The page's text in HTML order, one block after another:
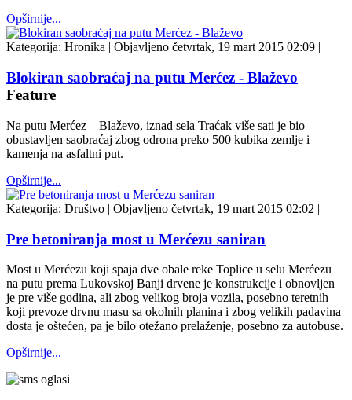
Opširnije...
Kategorija: Hronika | Objavljeno četvrtak, 19 mart 2015 02:09 |
Blokiran saobraćaj na putu Merćez - Blaževo
Feature
Na putu Merćez – Blaževo, iznad sela Traćak više sati je bio
obustavljen saobraćaj zbog odrona preko 500 kubika zemlje i
kamenja na asfaltni put.
Opširnije...
Kategorija: Društvo | Objavljeno četvrtak, 19 mart 2015 02:02 |
Pre betoniranja most u Merćezu saniran
Most u Merćezu koji spaja dve obale reke Toplice u selu Merćezu
na putu prema Lukovskoj Banji drvene je konstrukcije i obnovljen
je pre više godina, ali zbog velikog broja vozila, posebno teretnih
koji prevoze drvnu masu sa okolnih planina i zbog velikih padavina
dosta je oštećen, pa je bilo otežano prelaženje, posebno za autobuse.
Opširnije...